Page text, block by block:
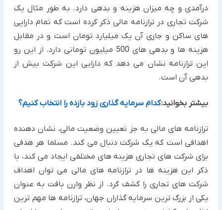
درآمدی و چه میزان هزینه و بدهی دارد. به طور مثال یک
شرکت تجاری در ترازنامه مالی ذکر کرده است که تمام دارایی
های ساکن و جاری آن یک میلیارد تومان است و در مقابل
هزینه ها و بدهی های 500 میلیون تومانی دارد. از این رو
این ترازنامه نشان می دهد که دارایی این شرکت بیش از
بدهی آن است.
بیشتر بخوانید:کدام سرمایه گذاری زود بازده را انتخاب کنیم؟
ترازنامه های مالی به جز تعیین وضعیت مالی، نشان دهنده
اهدافی است که یک شرکت دنبال می کند. مسلما هر هدفی
برای شرکت های تجاری هزینه های مختلفی ایجاد می کند، با
ذکر این هزینه ها در ترازنامه های مالی می توان اهداف
شرکت های تجاری را کشف کرد. از نظر وارن بافت به عنوان
یکی از بزرگ ترین سرمایه گذاران جهان، ترازنامه ها مهم ترین